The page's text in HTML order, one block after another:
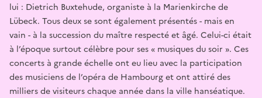
lui : Dietrich Buxtehude, organiste à la Marienkirche de
Lübeck. Tous deux se sont également présentés - mais en
vain - à la succession du maître respecté et âgé. Celui-ci était
à l’époque surtout célèbre pour ses « musiques du soir ». Ces
concerts à grande échelle ont eu lieu avec la participation
des musiciens de l’opéra de Hambourg et ont attiré des
milliers de visiteurs chaque année dans la ville hanséatique.